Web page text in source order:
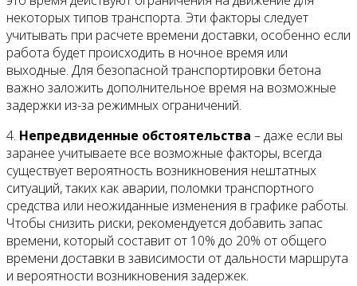
некоторых типов транспорта. Эти факторы следует
учитывать при расчете времени доставки, особенно если
работа будет происходить в ночное время или
выходные. Для безопасной транспортировки бетона
важно заложить дополнительное время на возможные
задержки из-за режимных ограничений.
4. Непредвиденные обстоятельства – даже если вы
заранее учитываете все возможные факторы, всегда
существует вероятность возникновения нештатных
ситуаций, таких как аварии, поломки транспортного
средства или неожиданные изменения в графике работы.
Чтобы снизить риски, рекомендуется добавить запас
времени, который составит от 10% до 20% от общего
времени доставки в зависимости от дальности маршрута
и вероятности возникновения задержек.